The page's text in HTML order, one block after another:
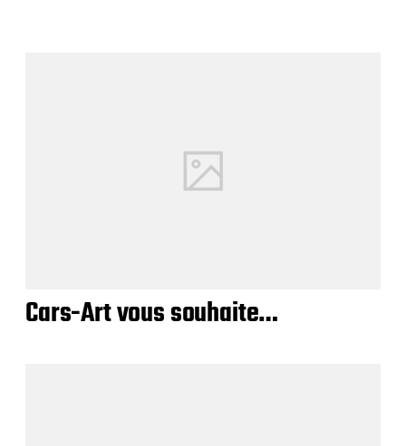
Cars-Art vous souhaite…